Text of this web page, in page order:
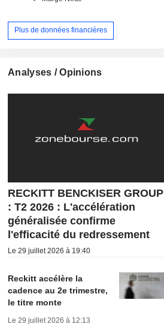
Plus de données financières
Analyses / Opinions
RECKITT BENCKISER GROUP
: T2 2026 : L'accélération
généralisée confirme
l'efficacité du redressement
Le 29 juillet 2026 à 19:40
Reckitt accélère la
cadence au 2e trimestre,
le titre monte
Le 29 juillet 2026 à 12:13